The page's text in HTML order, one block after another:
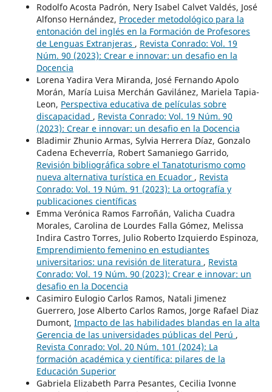
Rodolfo Acosta Padrón, Nery Isabel Calvet Valdés, José
Alfonso Hernández, Proceder metodológico para la
entonación del inglés en la Formación de Profesores
de Lenguas Extranjeras , Revista Conrado: Vol. 19
Núm. 90 (2023): Crear e innovar: un desafio en la
Docencia
Lorena Yadira Vera Miranda, José Fernando Apolo
Morán, María Luisa Merchán Gavilánez, Mariela Tapia-
Leon, Perspectiva educativa de películas sobre
discapacidad , Revista Conrado: Vol. 19 Núm. 90
(2023): Crear e innovar: un desafio en la Docencia
Bladimir Zhunio Armas, Sylvia Herrera Díaz, Gonzalo
Cadena Echeverría, Robert Samaniego Garrido,
Revisión bibliográfica sobre el Tanatoturismo como
nueva alternativa turística en Ecuador , Revista
Conrado: Vol. 19 Núm. 91 (2023): La ortografía y
publicaciones científicas
Emma Verónica Ramos Farroñán, Valicha Cuadra
Morales, Carolina de Lourdes Falla Gómez, Melissa
Indira Castro Torres, Julio Roberto Izquierdo Espinoza,
Emprendimiento femenino en estudiantes
universitarios: una revisión de literatura , Revista
Conrado: Vol. 19 Núm. 90 (2023): Crear e innovar: un
desafio en la Docencia
Casimiro Eulogio Carlos Ramos, Natali Jimenez
Guerrero, Jose Alberto Carlos Ramos, Jorge Rafael Diaz
Dumont, Impacto de las habilidades blandas en la alta
Gerencia de las universidades públicas del Perú ,
Revista Conrado: Vol. 20 Núm. 101 (2024): La
formación académica y científica: pilares de la
Educación Superior
Gabriela Elizabeth Parra Pesantes, Cecilia Ivonne